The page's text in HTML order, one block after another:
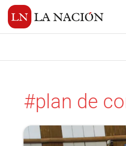
#plan de